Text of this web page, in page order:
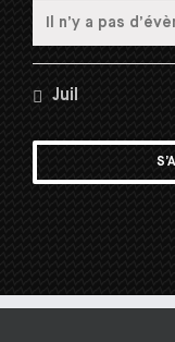
Notice
Il n’y a pas
Juil